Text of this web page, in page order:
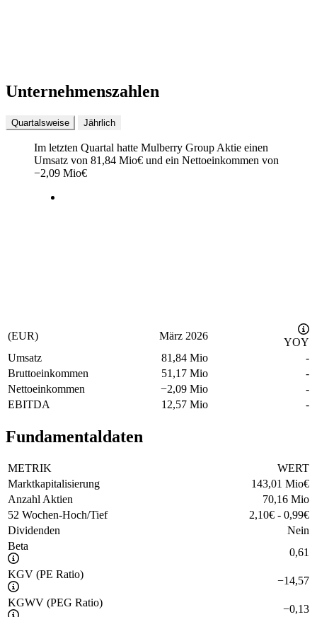
Unternehmenszahlen
Quartalsweise Jährlich
Im letzten Quartal hatte Mulberry Group Aktie einen
Umsatz von 81,84 Mio€ und ein Nettoeinkommen von
−2,09 Mio€
(EUR) März 2026
YOY
Umsatz
81,84 Mio
-
Bruttoeinkommen
51,17 Mio
-
Nettoeinkommen
−2,09 Mio
-
EBITDA
12,57 Mio -
Fundamentaldaten
METRIK
WERT
Marktkapitalisierung
143,01 Mio€
Anzahl Aktien
70,16 Mio
52 Wochen-Hoch/Tief
2,10€ - 0,99€
Dividenden
Nein
Beta
0,61
KGV (PE Ratio)
−14,57
KGWV (PEG Ratio)
−0,13